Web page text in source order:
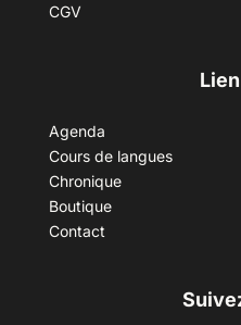
CGV
Agenda
Cours de langues
Chronique
Boutique
Contact